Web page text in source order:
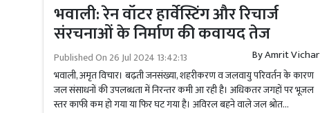
भवाली: रेन वॉटर हार्वेस्टिंग और रिचार्ज
संरचनाओं के निर्माण की कवायद तेज
Published On 26 Jul 2024 13:42:13 ByAmrit Vichar
भवाली, अमृत विचार। बढ़ती जनसंख्या, शहरीकरण व जलवायु परिवर्तन के कारण
जल संसाधनों की उपलब्धता में निरन्तर कमी आ रही है। अधिकतर जगहों पर भूजल
स्तर काफी कम हो गया या फिर घट गया है। अविरल बहने वाले जल श्रोत...